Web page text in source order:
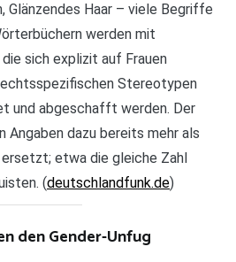
Glänzendes Haar – viele Begriffe
werden mit
sich explizit auf Frauen
Stereotypen
und abgeschafft werden. Der
Angaben dazu bereits mehr als
etwa die gleiche Zahl
(deutschlandfunk.de)
den Gender-Unfug